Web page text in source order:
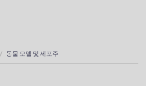
동물 모델 및 세포주